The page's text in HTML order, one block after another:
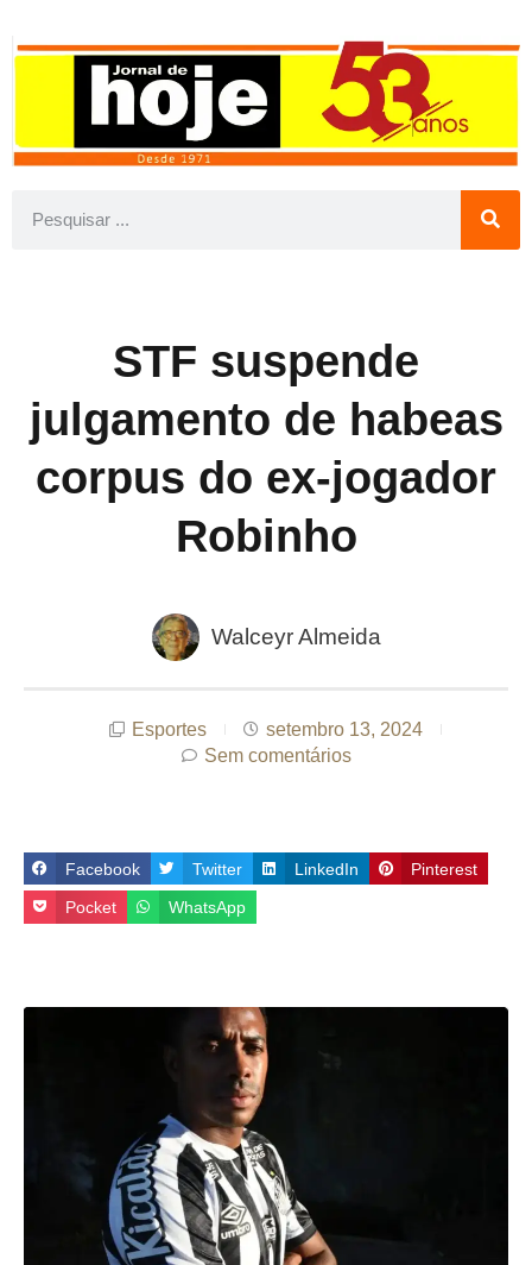
STF suspende
julgamento de habeas
corpus do ex-jogador
Robinho
Walceyr Almeida
Esportes
setembro 13, 2024
Sem comentários
Facebook Twitter LinkedIn Pinterest
Pocket WhatsApp